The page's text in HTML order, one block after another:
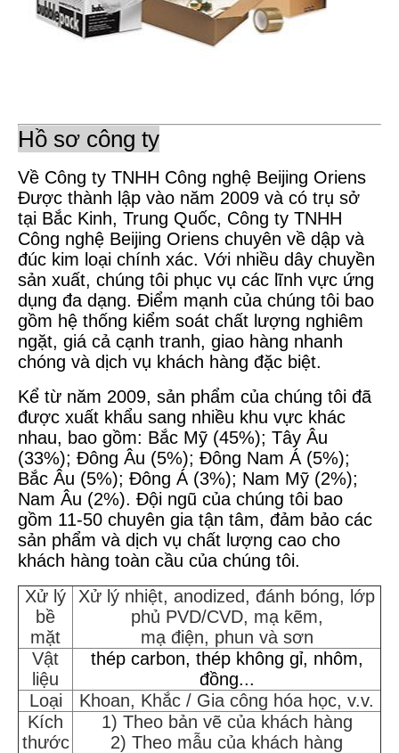
Hồ sơ công ty
Về Công ty TNHH Công nghệ Beijing Oriens
Được thành lập vào năm 2009 và có trụ sở
tại Bắc Kinh, Trung Quốc, Công ty TNHH
Công nghệ Beijing Oriens chuyên về dập và
đúc kim loại chính xác. Với nhiều dây chuyền
sản xuất, chúng tôi phục vụ các lĩnh vực ứng
dụng đa dạng. Điểm mạnh của chúng tôi bao
gồm hệ thống kiểm soát chất lượng nghiêm
ngặt, giá cả cạnh tranh, giao hàng nhanh
chóng và dịch vụ khách hàng đặc biệt.
Kể từ năm 2009, sản phẩm của chúng tôi đã
được xuất khẩu sang nhiều khu vực khác
nhau, bao gồm: Bắc Mỹ (45%); Tây Âu
(33%); Đông Âu (5%); Đông Nam Á (5%);
Bắc Âu (5%); Đông Á (3%); Nam Mỹ (2%);
Nam Âu (2%). Đội ngũ của chúng tôi bao
gồm 11-50 chuyên gia tận tâm, đảm bảo các
sản phẩm và dịch vụ chất lượng cao cho
khách hàng toàn cầu của chúng tôi.
Xử lý
bề
mặt
Xử lý nhiệt, anodized, đánh bóng, lớp
phủ PVD/CVD, mạ kẽm,
mạ điện, phun và sơn
Vật
liệu
thép carbon, thép không gỉ, nhôm,
đồng...
Loại
Khoan, Khắc / Gia công hóa học, v.v.
Kích
thước
1) Theo bản vẽ của khách hàng
2) Theo mẫu của khách hàng